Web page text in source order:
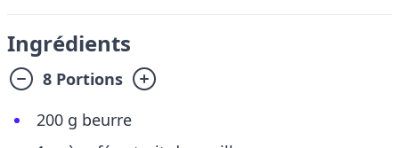
Ingrédients
8 Portions
200 g beurre